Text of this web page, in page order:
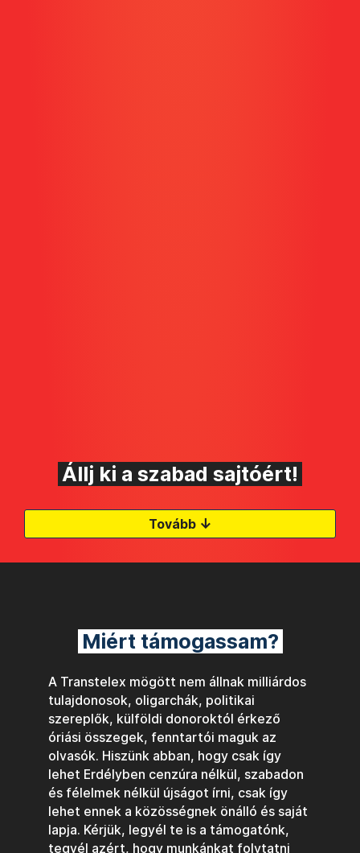
Állj ki a szabad sajtóért!
Tovább ↓
Miért támogassam?
A Transtelex mögött nem állnak milliárdos
tulajdonosok, oligarchák, politikai
szereplők, külföldi donoroktól érkező
óriási összegek, fenntartói maguk az
olvasók. Hiszünk abban, hogy csak így
lehet Erdélyben cenzúra nélkül, szabadon
és félelmek nélkül újságot írni, csak így
lehet ennek a közösségnek önálló és saját
lapja. Kérjük, legyél te is a támogatónk,
tegyél azért, hogy munkánkat folytatni